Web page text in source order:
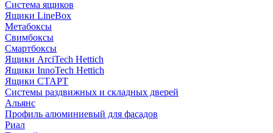
Система ящиков
Ящики LineBox
Метабоксы
Свимбоксы
Смартбоксы
Ящики ArciTech Hettich
Ящики InnoTech Hettich
Ящики СТАРТ
Системы раздвижных и складных дверей
Альянс
Профиль алюминиевый для фасадов
Риал